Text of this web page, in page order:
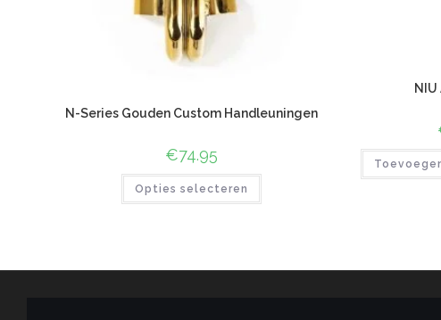
N-Series Gouden Custom Handleuningen
€74.95
Opties selecteren